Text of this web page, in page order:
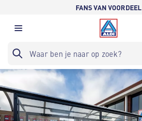
FANS VAN VOORDEEL